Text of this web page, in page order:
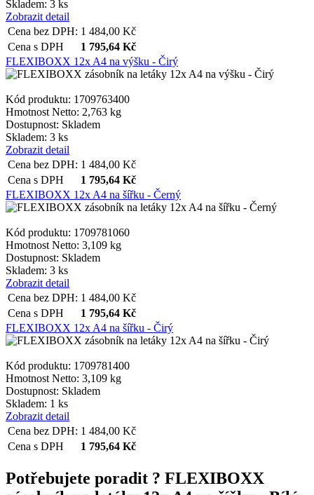
Skladem: 3 ks
Zobrazit detail
Cena bez DPH: 1 484,00 Kč
Cena s DPH
1 795,64 Kč
FLEXIBOXX 12x A4 na výšku - Čirý
Kód produktu: 1709763400
Hmotnost Netto: 2,763 kg
Dostupnost: Skladem
Skladem: 3 ks
Zobrazit detail
Cena bez DPH: 1 484,00 Kč
Cena s DPH
1 795,64 Kč
FLEXIBOXX 12x A4 na šířku - Černý
Kód produktu: 1709781060
Hmotnost Netto: 3,109 kg
Dostupnost: Skladem
Skladem: 3 ks
Zobrazit detail
Cena bez DPH: 1 484,00 Kč
Cena s DPH
1 795,64 Kč
FLEXIBOXX 12x A4 na šířku - Čirý
Kód produktu: 1709781400
Hmotnost Netto: 3,109 kg
Dostupnost: Skladem
Skladem: 1 ks
Zobrazit detail
Cena bez DPH: 1 484,00 Kč
Cena s DPH
1 795,64 Kč
Potřebujete poradit ? FLEXIBOXX